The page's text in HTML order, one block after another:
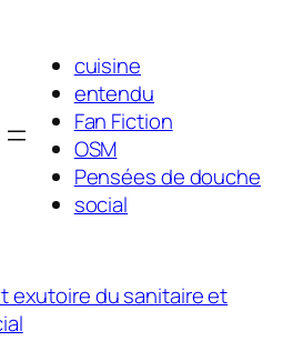
cuisine
entendu
Fan Fiction
OSM
Pensées de douche
social
exutoire du sanitaire et